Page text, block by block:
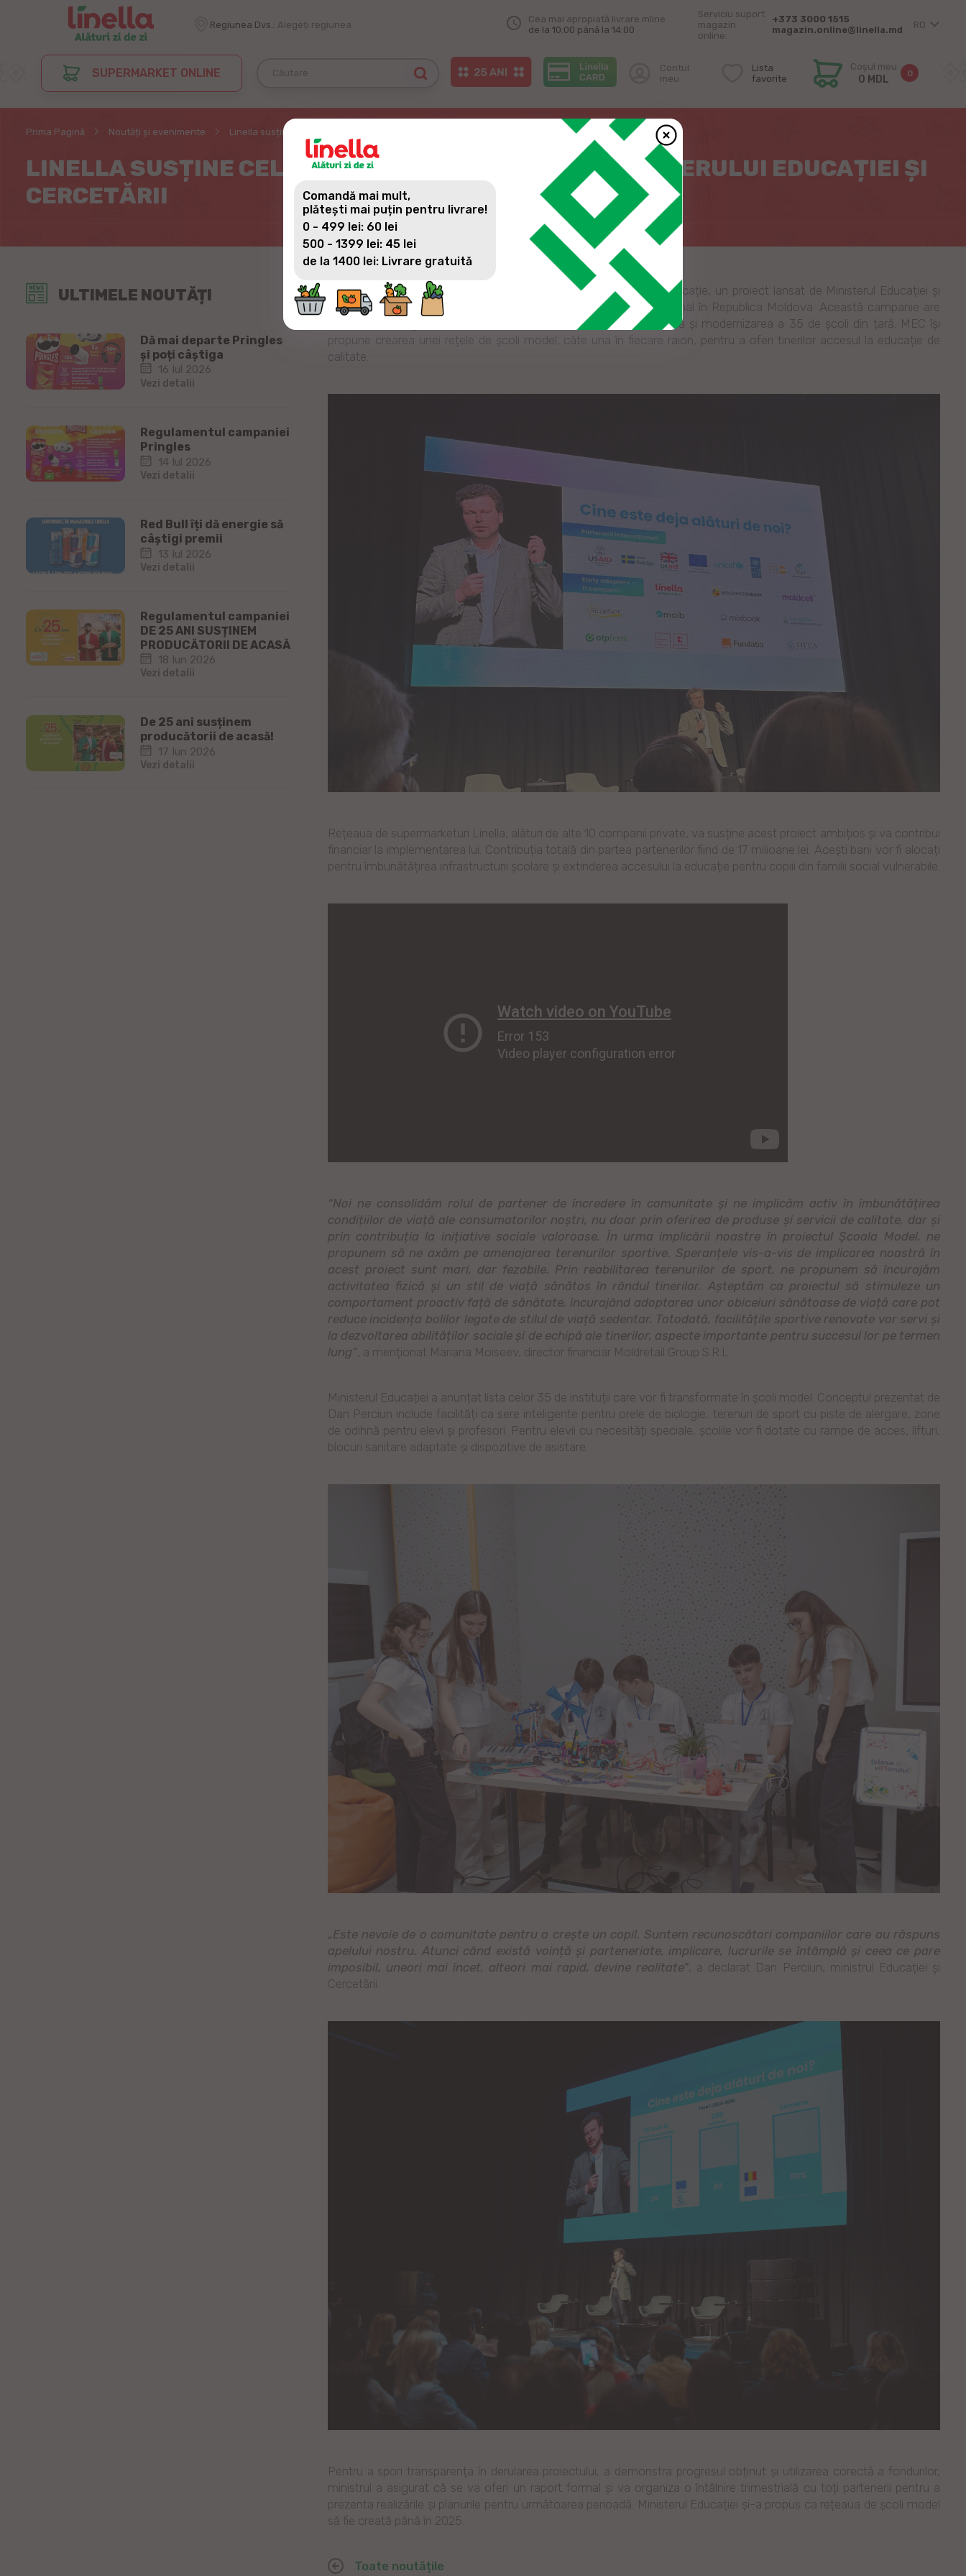
Regiunea Dvs.: Alegeți regiunea
Cea mai apropiată livrare mîine
de la 10:00 până la 14:00
Serviciu suport
magazin
online:
+373 3000 1515
magazin.online@linella.md
RO
SUPERMARKET ONLINE
Contul
meu
Lista
favorite
Coșul meu
0 MDL 0
Prima Pagină Noutăți și evenimente Linella susține cel mai ambițios proiect al Ministerului Educației și Cercetării
LINELLA SUSȚINE CEL MAI AMBIȚIOS PROIECT AL MINISTERULUI EDUCAȚIEI ȘI
CERCETĂRII
ULTIMELE NOUTĂȚI
Dă mai departe Pringles
și poți câștiga
16 Iul 2026
Vezi detalii
Regulamentul campaniei
Pringles
14 Iul 2026
Vezi detalii
Red Bull îți dă energie să
câștigi premii
13 Iul 2026
Vezi detalii
Regulamentul campaniei
DE 25 ANI SUSȚINEM
PRODUCĂTORII DE ACASĂ
18 Iun 2026
Vezi detalii
De 25 ani susținem
producătorii de acasă!
17 Iun 2026
Vezi detalii
Moldretail Group S.R.L s-a alăturat campaniei Moldova pentru Educație, un proiect lansat de Ministerul Educației și
Cercetării (MEC), care încorporează reformele sistemului educațional în Republica Moldova. Această campanie are
drept scop atragerea fondurile necesare pentru renovarea capitală și modernizarea a 35 de școli din țară. MEC își
propune crearea unei rețele de școli model, câte una în fiecare raion, pentru a oferi tinerilor accesul la educație de
calitate.
Rețeaua de supermarketuri Linella, alături de alte 10 companii private, va susține acest proiect ambițios și va contribui
financiar la implementarea lui. Contribuția totală din partea partenerilor fiind de 17 milioane lei. Acești bani vor fi alocați
pentru îmbunătățirea infrastructurii școlare și extinderea accesului la educație pentru copiii din familii social vulnerabile.
“Noi ne consolidăm rolul de partener de încredere în comunitate și ne implicăm activ în îmbunătățirea
condițiilor de viață ale consumatorilor noștri, nu doar prin oferirea de produse și servicii de calitate, dar și
prin contribuția la inițiative sociale valoroase. În urma implicării noastre în proiectul Școala Model, ne
propunem să ne axăm pe amenajarea terenurilor sportive. Speranțele vis-a-vis de implicarea noastră în
acest proiect sunt mari, dar fezabile. Prin reabilitarea terenurilor de sport, ne propunem să încurajăm
activitatea fizică și un stil de viață sănătos în rândul tinerilor. Așteptăm ca proiectul să stimuleze un
comportament proactiv față de sănătate, încurajând adoptarea unor obiceiuri sănătoase de viață care pot
reduce incidența bolilor legate de stilul de viață sedentar. Totodată, facilitățile sportive renovate vor servi și
la dezvoltarea abilităților sociale și de echipă ale tinerilor, aspecte importante pentru succesul lor pe termen
lung”, a menționat Mariana Moiseev, director financiar Moldretail Group S.R.L.
Ministerul Educației a anunțat lista celor 35 de instituții care vor fi transformate în școli model. Conceptul prezentat de
Dan Perciun include facilități ca sere inteligente pentru orele de biologie, terenuri de sport cu piste de alergare, zone
de odihnă pentru elevi și profesori. Pentru elevii cu necesități speciale, școlile vor fi dotate cu rampe de acces, lifturi,
blocuri sanitare adaptate și dispozitive de asistare.
„Este nevoie de o comunitate pentru a crește un copil. Suntem recunoscători companiilor care au răspuns
apelului nostru. Atunci când există voință și parteneriate, implicare, lucrurile se întâmplă și ceea ce pare
imposibil, uneori mai încet, alteori mai rapid, devine realitate”, a declarat Dan Perciun, ministrul Educației și
Cercetării.
Pentru a spori transparența în derularea proiectului, a demonstra progresul obținut și utilizarea corectă a fondurilor,
ministrul a asigurat că se va oferi un raport formal și va organiza o întâlnire trimestrială cu toți partenerii pentru a
prezenta realizările și planurile pentru următoarea perioadă. Ministerul Educației și-a propus ca rețeaua de școli model
să fie creată până în 2025.
Toate noutățile
Comandă mai mult,
plătești mai puțin pentru livrare!
0 - 499 lei: 60 lei
500 - 1399 lei: 45 lei
de la 1400 lei: Livrare gratuită